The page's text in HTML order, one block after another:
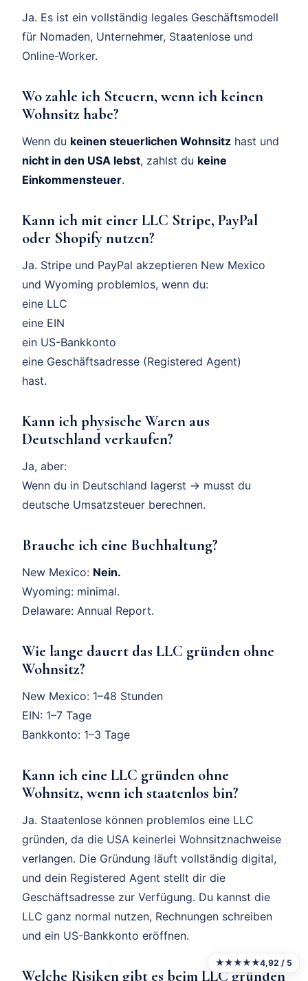
Ja. Es ist ein vollständig legales Geschäftsmodell
für Nomaden, Unternehmer, Staatenlose und
Online-Worker.
Wo zahle ich Steuern, wenn ich keinen
Wohnsitz habe?
Wenn du keinen steuerlichen Wohnsitz hast und
nicht in den USA lebst, zahlst du keine
Einkommensteuer.
Kann ich mit einer LLC Stripe, PayPal
oder Shopify nutzen?
Ja. Stripe und PayPal akzeptieren New Mexico
und Wyoming problemlos, wenn du:
eine LLC
eine EIN
ein US-Bankkonto
eine Geschäftsadresse (Registered Agent)
hast.
Kann ich physische Waren aus
Deutschland verkaufen?
Ja, aber:
Wenn du in Deutschland lagerst → musst du
deutsche Umsatzsteuer berechnen.
Brauche ich eine Buchhaltung?
New Mexico: Nein.
Wyoming: minimal.
Delaware: Annual Report.
Wie lange dauert das LLC gründen ohne
Wohnsitz?
New Mexico: 1–48 Stunden
EIN: 1–7 Tage
Bankkonto: 1–3 Tage
Kann ich eine LLC gründen ohne
Wohnsitz, wenn ich staatenlos bin?
Ja. Staatenlose können problemlos eine LLC
gründen, da die USA keinerlei Wohnsitznachweise
verlangen. Die Gründung läuft vollständig digital,
und dein Registered Agent stellt dir die
Geschäftsadresse zur Verfügung. Du kannst die
LLC ganz normal nutzen, Rechnungen schreiben
und ein US-Bankkonto eröffnen.
Welche Risiken gibt es beim LLC gründen
★★★★★4,92 / 5